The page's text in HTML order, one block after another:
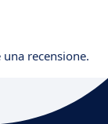
recensione.